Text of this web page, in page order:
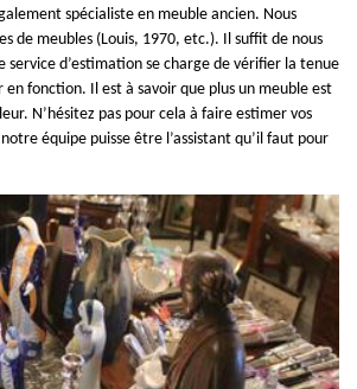
spécialiste en meuble ancien. Nous
de meubles (Louis, 1970, etc.). Il suffit de nous
d’estimation se charge de vérifier la tenue
en fonction. Il est à savoir que plus un meuble est
N’hésitez pas pour cela à faire estimer vos
équipe puisse être l’assistant qu’il faut pour